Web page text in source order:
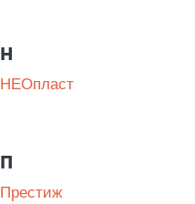
Н
НЕОпласт
П
Престиж